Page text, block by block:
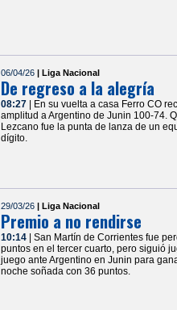
06/04/26 | Liga Nacional
De regreso a la alegría
08:27
| En su vuelta a casa Ferro CO
amplitud a Argentino de Junin 100-74.
Lezcano fue la punta de lanza de un
dígito.
29/03/26 | Liga Nacional
Premio a no rendirse
10:14
| San Martín de Corrientes fue
puntos en el tercer cuarto, pero siguió
juego ante Argentino en Junin para
noche soñada con 36 puntos.